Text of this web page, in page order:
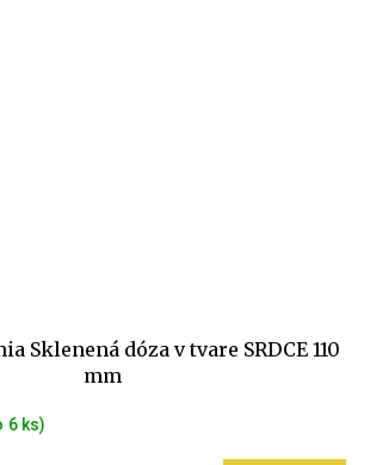
Sklenená dóza v tvare SRDCE 110
mm
ks)